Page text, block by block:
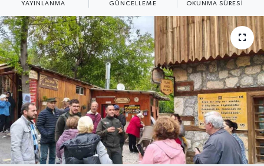
YAYINLANMA GÜNCELLEME OKUNMA SÜRESI
Spor
Yaşam